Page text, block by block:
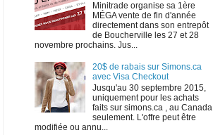
Minitrade organise sa 1ère
MÉGA vente de fin d'année
directement dans son entrepôt
de Boucherville les 27 et 28
novembre prochains. Jus...
20$ de rabais sur Simons.ca
avec Visa Checkout
Jusqu'au 30 septembre 2015,
uniquement pour les achats
faits sur simons.ca , au Canada
seulement. L'offre peut être
modifiée ou annu...